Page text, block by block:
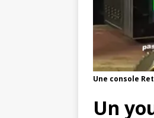
Une console
Un